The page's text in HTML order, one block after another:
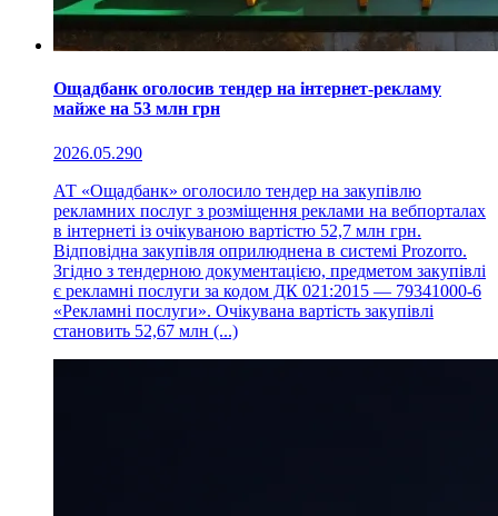
Ощадбанк оголосив тендер на інтернет-рекламу
майже на 53 млн грн
2026.05.290
АТ «Ощадбанк» оголосило тендер на закупівлю
рекламних послуг з розміщення реклами на вебпорталах
в інтернеті із очікуваною вартістю 52,7 млн грн.
Відповідна закупівля оприлюднена в системі Prozorro.
Згідно з тендерною документацією, предметом закупівлі
є рекламні послуги за кодом ДК 021:2015 — 79341000-6
«Рекламні послуги». Очікувана вартість закупівлі
становить 52,67 млн (...)